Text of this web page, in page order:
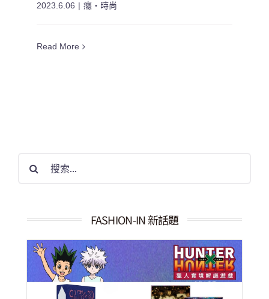
2023.6.06 | 癮・時尚
Read More
果：
FASHION-IN 新話題